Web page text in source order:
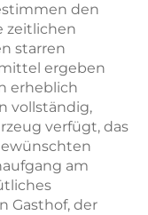
den
zeitlichen
starren
ergeben
erheblich
vollständig,
verfügt, das
am
Gasthof, der